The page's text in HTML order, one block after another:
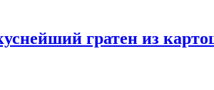
гратен из